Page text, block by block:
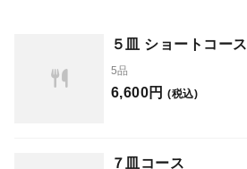
５皿 ショートコース
5品
6,600円 (税込)
７皿コース